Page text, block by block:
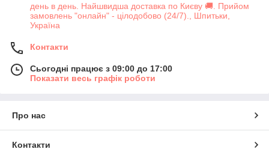
день в день. Найшвидша доставка по Києву 🚚. Прийом
замовлень "онлайн" - цілодобово (24/7)., Шпитьки,
Україна
Контакти
Сьогодні працює з 09:00 до 17:00
Показати весь графік роботи
Про нас
Контакти